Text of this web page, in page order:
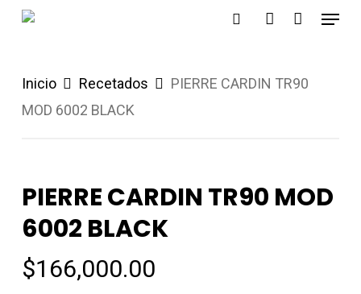
Skip
content
Menu
Inicio Recetados
PIERRE CARDIN TR90
MOD 6002 BLACK
PIERRE CARDIN TR90 MOD
6002 BLACK
$166,000.00